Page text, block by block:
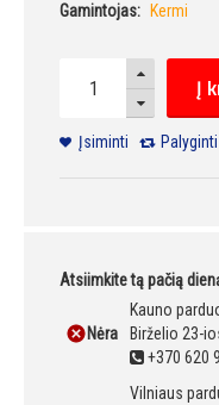
Gamintojas:
Kermi
Į
Įsiminti Palyginti
Atsiimkite tą pačią
Nėra
Kauno
Birželio 23-
+370 620
Vilniaus